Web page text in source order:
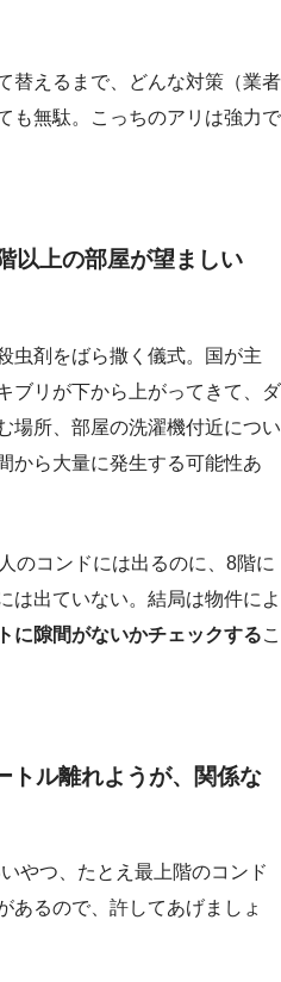
替えるまで、どんな対策（業者
も無駄。こっちのアリは強力で
以上の部屋が望ましい
虫剤をばら撒く儀式。国が主
ブリが下から上がってきて、ダ
場所、部屋の洗濯機付近につい
から大量に発生する可能性あ
のコンドには出るのに、8階に
は出ていない。結局は物件によ
に隙間がないかチェックするこ
トル離れようが、関係な
やつ、たとえ最上階のコンド
あるので、許してあげましょ